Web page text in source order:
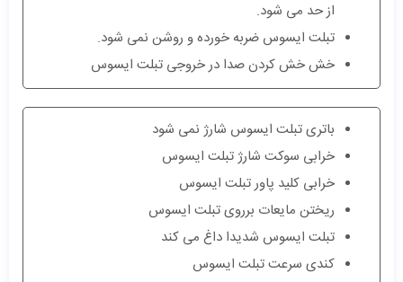
از حد می شود.
تبلت ایسوس ضربه خورده و روشن نمی شود.
خش خش کردن صدا در خروجی تبلت ایسوس
باتری تبلت ایسوس شارژ نمی شود
خرابی سوکت شارژ تبلت ایسوس
خرابی کلید پاور تبلت ایسوس
ریختن مایعات برروی تبلت ایسوس
تبلت ایسوس شدیدا داغ می کند
کندی سرعت تبلت ایسوس